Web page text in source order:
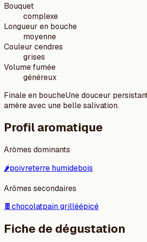
Bouquet
complexe
Longueur en bouche
moyenne
Couleur cendres
grises
Volume fumée
généreux
Finale en boucheUne douceur
amère avec une belle salivation.
Profil aromatique
Arômes dominants
🌶️poivreterre humidebois
Arômes secondaires
🍫chocolatpain grilléépicé
Fiche de dégustation